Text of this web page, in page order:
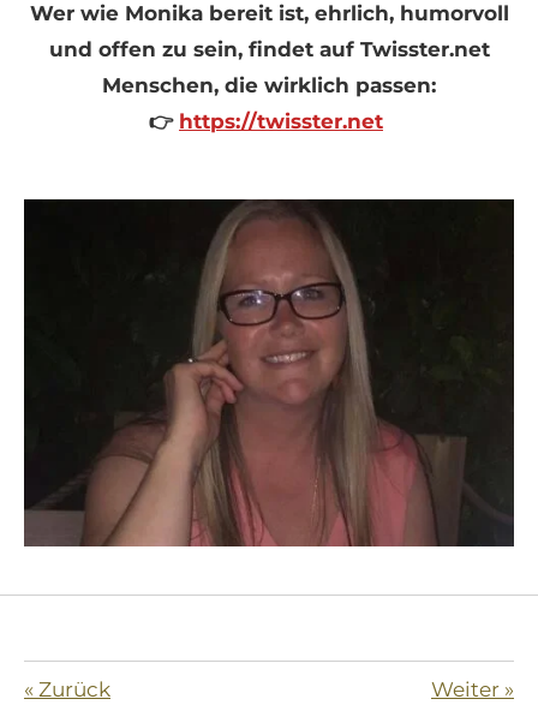
Wer wie Monika bereit ist, ehrlich, humorvoll
und offen zu sein, findet auf Twisster.net
Menschen, die wirklich passen:
👉 https://twisster.net
« Zurück Weiter »